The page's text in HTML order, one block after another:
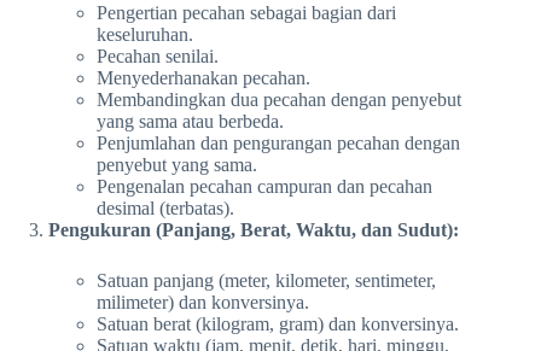
Pengertian pecahan sebagai bagian dari
keseluruhan.
Pecahan senilai.
Menyederhanakan pecahan.
Membandingkan dua pecahan dengan penyebut
yang sama atau berbeda.
Penjumlahan dan pengurangan pecahan dengan
penyebut yang sama.
Pengenalan pecahan campuran dan pecahan
desimal (terbatas).
Pengukuran (Panjang, Berat, Waktu, dan Sudut):
Satuan panjang (meter, kilometer, sentimeter,
milimeter) dan konversinya.
Satuan berat (kilogram, gram) dan konversinya.
Satuan waktu (jam, menit, detik, hari, minggu,